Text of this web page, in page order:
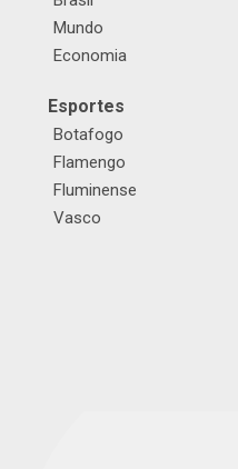
Mundo
Economia
Esportes
Botafogo
Flamengo
Fluminense
Vasco